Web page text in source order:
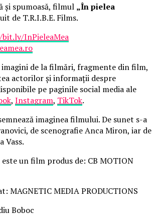
și spumoasă, filmul „În pielea
de T.R.I.B.E. Films.
InPieleaMea
de la filmări, fragmente din film,
actorilor și informații despre
pe paginile social media ale
, Instagram, TikTok.
imaginea filmului. De sunet s-a
de scenografie Anca Miron, iar de
Vass.
este un film produs de: CB MOTION
MAGNETIC MEDIA PRODUCTIONS
Boboc